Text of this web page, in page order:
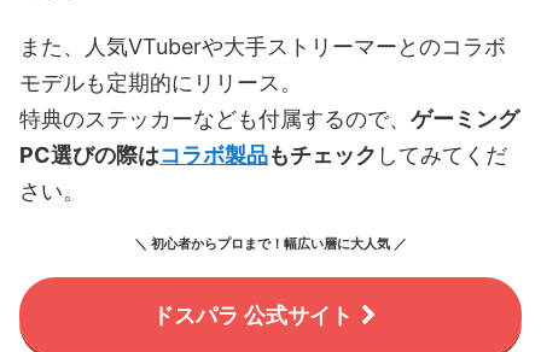
また、人気VTuberや大手ストリーマーとのコラボ
モデルも定期的にリリース。
特典のステッカーなども付属するので、 ゲーミング
PC選びの際はコラボ製品もチェック してみてくだ
さい。
＼ 初心者からプロまで！幅広い層に大人気 ／
ドスパラ 公式サイト